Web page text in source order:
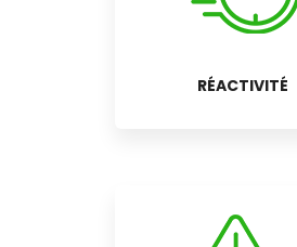
RÉACTIVITÉ